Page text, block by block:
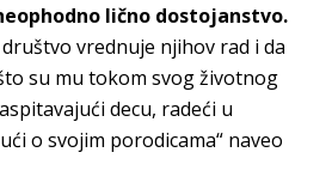
lično dostojanstvo.
vrednuje njihov rad i da
su mu tokom svog životnog
decu, radeći u
o svojim porodicama“ naveo